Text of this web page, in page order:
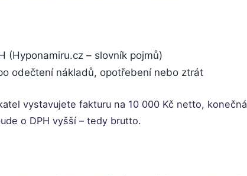
(Hyponamiru.cz – slovník pojmů)
odečtení nákladů, opotřebení nebo ztrát
vystavujete fakturu na 10 000 Kč netto, konečná
o DPH vyšší – tedy brutto.